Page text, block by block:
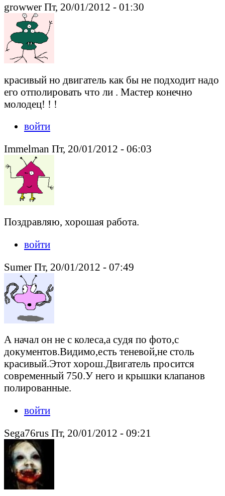
growwer Пт, 20/01/2012 - 01:30
красивый но двигатель как бы не подходит надо
его отполировать что ли . Мастер конечно
молодец! ! !
войти
Immelman Пт, 20/01/2012 - 06:03
Поздравляю, хорошая работа.
войти
Sumer Пт, 20/01/2012 - 07:49
А начал он не с колеса,а судя по фото,с
документов.Видимо,есть теневой,не столь
красивый.Этот хорош.Двигатель просится
современный 750.У него и крышки клапанов
полированные.
войти
Sega76rus Пт, 20/01/2012 - 09:21